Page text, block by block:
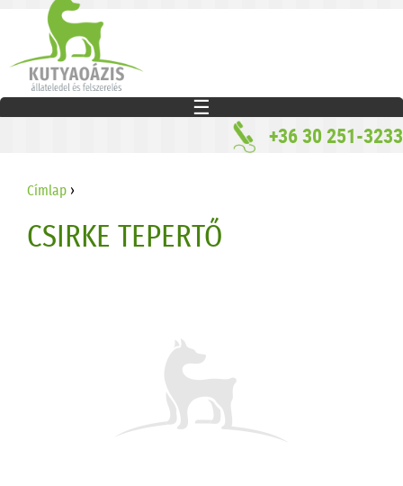
☰
+36 30 251-3233
JELENLEGI HELY
Címlap ›
CSIRKE TEPERTŐ